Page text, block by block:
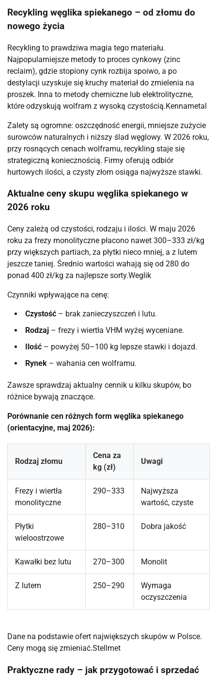
Recykling węglika spiekanego – od złomu do
nowego życia
Recykling to prawdziwa magia tego materiału.
Najpopularniejsze metody to proces cynkowy (zinc
reclaim), gdzie stopiony cynk rozbija spoiwo, a po
destylacji uzyskuje się kruchy materiał do zmielenia na
proszek. Inna to metody chemiczne lub elektrolityczne,
które odzyskują wolfram z wysoką czystością.⁠Kennametal
Zalety są ogromne: oszczędność energii, mniejsze zużycie
surowców naturalnych i niższy ślad węglowy. W 2026 roku,
przy rosnących cenach wolframu, recykling staje się
strategiczną koniecznością. Firmy oferują odbiór
hurtowych ilości, a czysty złom osiąga najwyższe stawki.
Aktualne ceny skupu węglika spiekanego w
2026 roku
Ceny zależą od czystości, rodzaju i ilości. W maju 2026
roku za frezy monolityczne płacono nawet 300–333 zł/kg
przy większych partiach, za płytki nieco mniej, a z lutem
jeszcze taniej. Średnio wartości wahają się od 280 do
ponad 400 zł/kg za najlepsze sorty.⁠Weglik
Czynniki wpływające na cenę:
Czystość – brak zanieczyszczeń i lutu.
Rodzaj – frezy i wiertła VHM wyżej wyceniane.
Ilość – powyżej 50–100 kg lepsze stawki i dojazd.
Rynek – wahania cen wolframu.
Zawsze sprawdzaj aktualny cennik u kilku skupów, bo
różnice bywają znaczące.
Porównanie cen różnych form węglika spiekanego
(orientacyjne, maj 2026):
Rodzaj złomu
Cena za
kg (zł)
Uwagi
Frezy i wiertła
monolityczne
290–333
Najwyższa
wartość, czyste
Płytki
wieloostrzowe
280–310 Dobra jakość
Kawałki bez lutu 270–300 Monolit
Z lutem 250–290
Wymaga
oczyszczenia
Dane na podstawie ofert największych skupów w Polsce.
Ceny mogą się zmieniać.⁠Stellmet
Praktyczne rady – jak przygotować i sprzedać